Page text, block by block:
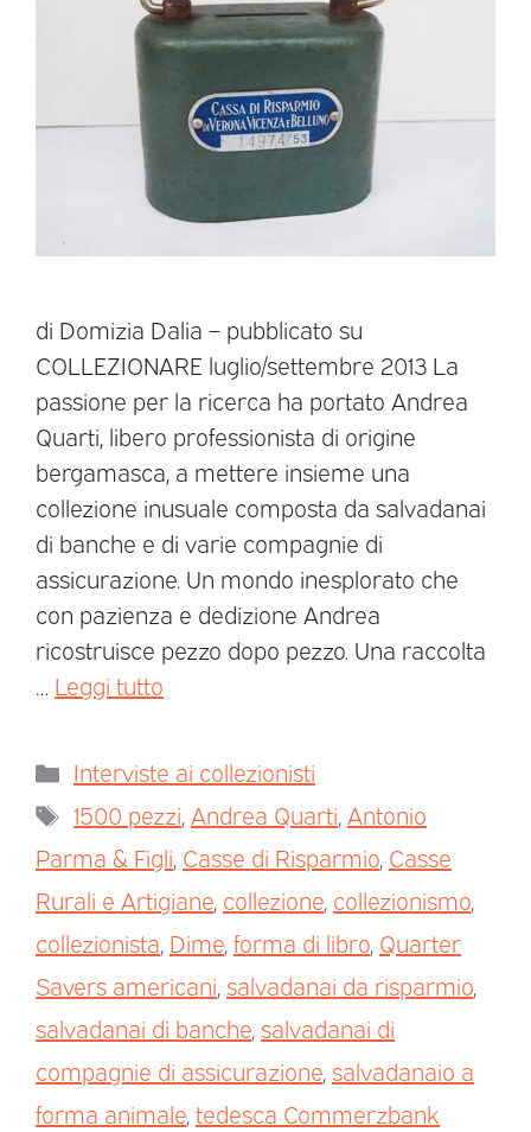
di Domizia Dalia – pubblicato su
COLLEZIONARE luglio/settembre 2013 La
passione per la ricerca ha portato Andrea
Quarti, libero professionista di origine
bergamasca, a mettere insieme una
collezione inusuale composta da salvadanai
di banche e di varie compagnie di
assicurazione. Un mondo inesplorato che
con pazienza e dedizione Andrea
ricostruisce pezzo dopo pezzo. Una raccolta
… Leggi tutto
Interviste ai collezionisti
1500 pezzi, Andrea Quarti, Antonio
Parma & Figli, Casse di Risparmio, Casse
Rurali e Artigiane, collezione, collezionismo,
collezionista, Dime,forma di libro, Quarter
Savers americani,salvadanai da risparmio,
salvadanai di banche,salvadanai di
compagnie di assicurazione,salvadanaio a
forma animale,tedesca Commerzbank